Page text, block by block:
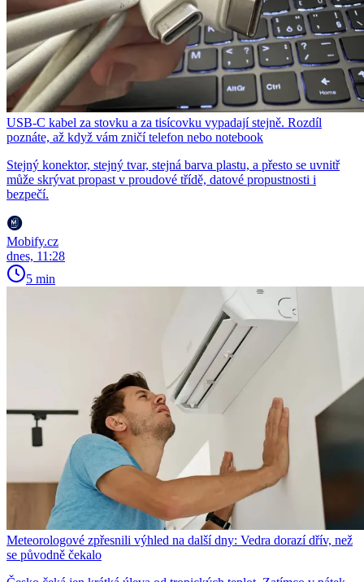
USB-C kabel za stovku a za tisícovku vypadají stejně. Rozdíl
poznáte, až když vám zničí telefon nebo notebook
Stejný konektor, stejný tvar, stejná barva plastu, a přesto se uvnitř
může skrývat propast v proudové třídě, datové propustnosti i
bezpečí.
Mobify.cz
dnes, 11:28
5 min
Meteorologové zpřesnili výhled na další dny: Vedra dorazí dřív, než
se původně čekalo